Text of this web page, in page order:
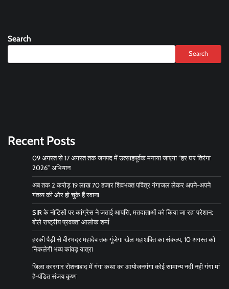
Search
Search
Recent Posts
09 अगस्त से 17 अगस्त तक जनपद में उत्साहपूर्वक मनाया जाएगा “हर घर तिरंगा
2026” अभियान
अब तक 2 करोड़ 19 लाख 70 हजार शिवभक्त पवित्र गंगाजल लेकर अपने-अपने
गंतव्य की ओर हो चुके हैं रवाना
SIR के नोटिसों पर कांग्रेस ने जताई आपत्ति, मतदाताओं को किया जा रहा परेशान:
बोले राष्ट्रीय प्रवक्ता आलोक शर्मा
हरकी पैड़ी से वीरभद्र महादेव तक गूंजेगा खेल महाशक्ति का संकल्प, 10 अगस्त को
निकलेगी भव्य कांवड़ यात्रा
जिला कारगार रोशनाबाद में गंगा कथा का आयोजनगंगा कोई सामान्य नदी नही गंगा मां
है-पंडित संजय कृष्ण